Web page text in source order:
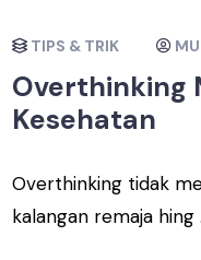
TIPS & TRIK
Overthinking
Kesehatan
Overthinking tidak
kalangan remaja hing